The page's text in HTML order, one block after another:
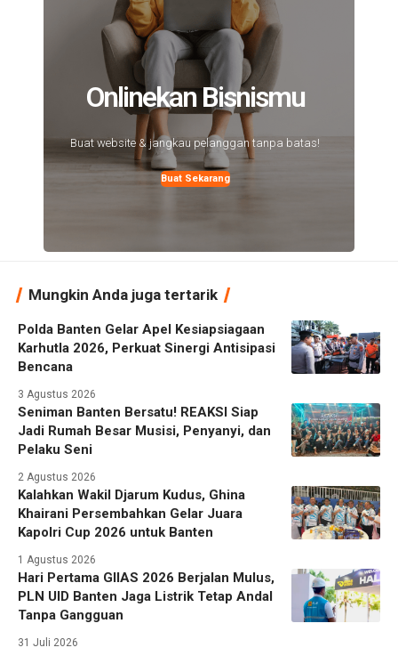
Onlinekan Bisnismu
Buat website & jangkau pelanggan tanpa batas!
Buat Sekarang
Mungkin Anda juga tertarik
Polda Banten Gelar Apel Kesiapsiagaan
Karhutla 2026, Perkuat Sinergi Antisipasi
Bencana
3 Agustus 2026
Seniman Banten Bersatu! REAKSI Siap
Jadi Rumah Besar Musisi, Penyanyi, dan
Pelaku Seni
2 Agustus 2026
Kalahkan Wakil Djarum Kudus, Ghina
Khairani Persembahkan Gelar Juara
Kapolri Cup 2026 untuk Banten
1 Agustus 2026
Hari Pertama GIIAS 2026 Berjalan Mulus,
PLN UID Banten Jaga Listrik Tetap Andal
Tanpa Gangguan
31 Juli 2026